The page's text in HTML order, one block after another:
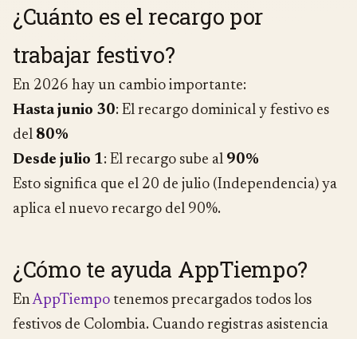
¿Cuánto es el recargo por
trabajar festivo?
En 2026 hay un cambio importante:
Hasta junio 30: El recargo dominical y festivo es
del 80%
Desde julio 1: El recargo sube al 90%
Esto significa que el 20 de julio (Independencia) ya
aplica el nuevo recargo del 90%.
¿Cómo te ayuda AppTiempo?
EnAppTiempo tenemos precargados todos los
festivos de Colombia. Cuando registras asistencia